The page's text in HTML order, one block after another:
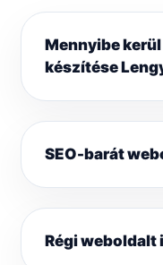
Mennyibe
készítése
SEO-barát
Régi